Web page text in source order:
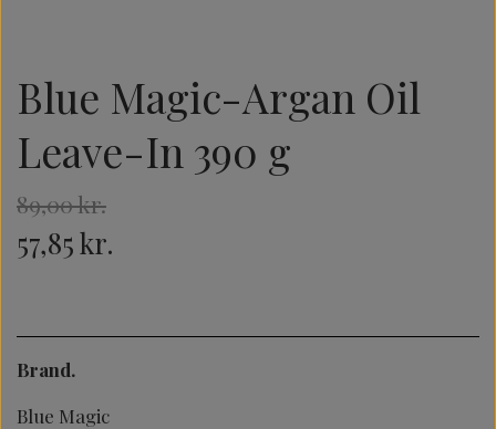
Blue Magic-Argan Oil
Leave-In 390 g
89,00 kr.
57,85 kr.
Brand.
Blue Magic